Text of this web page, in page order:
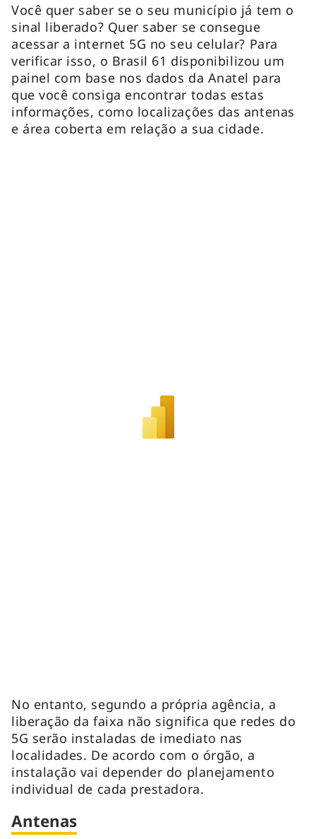
Você quer saber se o seu município já tem o
sinal liberado? Quer saber se consegue
acessar a internet 5G no seu celular? Para
verificar isso, o Brasil 61 disponibilizou um
painel com base nos dados da Anatel para
que você consiga encontrar todas estas
informações, como localizações das antenas
e área coberta em relação a sua cidade.
No entanto, segundo a própria agência, a
liberação da faixa não significa que redes do
5G serão instaladas de imediato nas
localidades. De acordo com o órgão, a
instalação vai depender do planejamento
individual de cada prestadora.
Antenas